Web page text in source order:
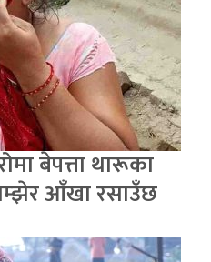
बेपत्ता थारूका
आँखा रसाउँछ